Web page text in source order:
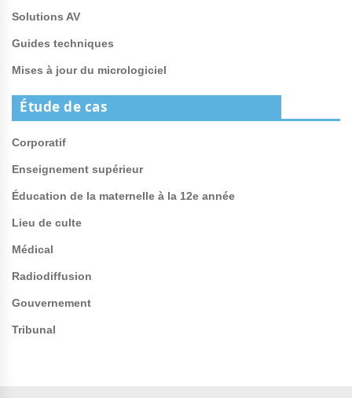
Solutions AV
Guides techniques
Mises à jour du micrologiciel
Étude de cas
Corporatif
Enseignement supérieur
Éducation de la maternelle à la 12e année
Lieu de culte
Médical
Radiodiffusion
Gouvernement
Tribunal